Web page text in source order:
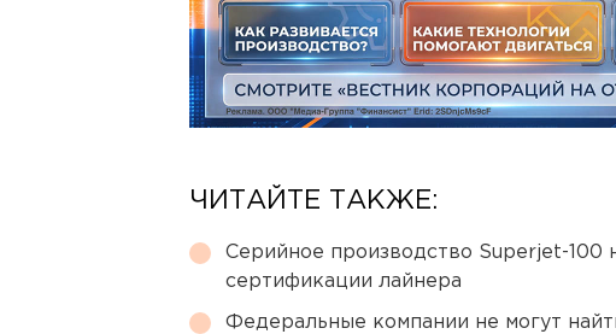
ЧИТАЙТЕ ТАКЖЕ:
Серийное производство Superjet-100
сертификации лайнера
Федеральные компании не могут